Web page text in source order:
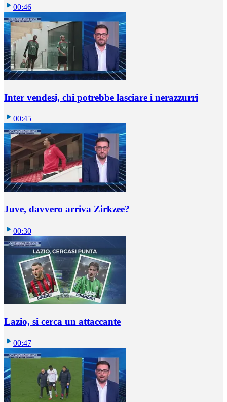
00:46
Inter vendesi, chi potrebbe lasciare i nerazzurri
00:45
Juve, davvero arriva Zirkzee?
00:30
Lazio, si cerca un attaccante
00:47